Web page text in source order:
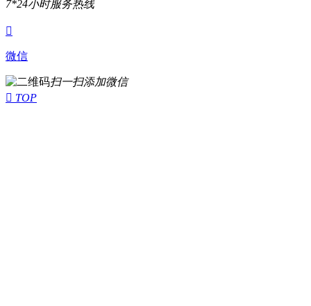
7*24小时服务热线

微信
扫一扫添加微信
 TOP